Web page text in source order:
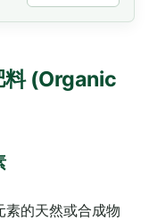
料 (Organic
素的天然或合成物